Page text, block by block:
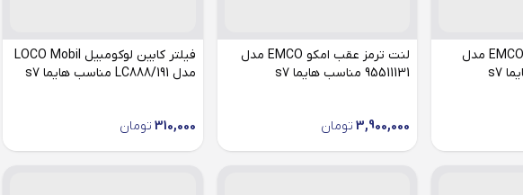
لنت ترمز جلو امکو EMCO مدل
لنت ترمز عقب امکو EMCO مدل
95511131 مناسب هایما s7
3,900,000 تومان
فیلتر کابین لوکومبیل LOCO Mobil
مدل LC888/191 مناسب هایما s7
310,000 تومان